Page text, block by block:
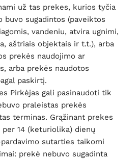
už tas prekes, kurios tyčia
buvo sugadintos (paveiktos
vandeniu, atvira ugnimi,
aštriais objektais ir t.t.), arba
prekės naudojimo ar
arba prekės naudotos
paskirtį.
Pirkėjas gali pasinaudoti tik
praleistas prekės
terminas. Grąžinant prekes
14 (keturiolika) dienų
sutarties taikomi
prekė nebuvo sugadinta